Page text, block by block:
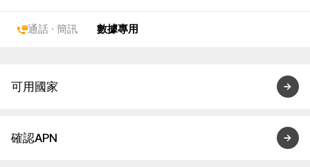
通話 · 簡訊 數據專用
可用國家
確認APN